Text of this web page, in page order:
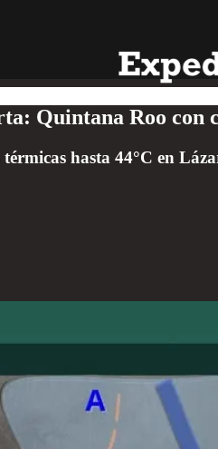
Quintana Roo con
hasta 44°C en